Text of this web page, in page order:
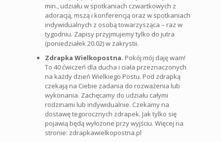
min., udziału w spotkaniach czwartkowych z
adoracją, mszą i konferencją oraz w spotkaniach
indywidualnych z osobą towarzysząca – raz w
tygodniu. Zapisy przyjmujemy tylko do jutra
(poniedziałek 20.02) w zakrystii.
Zdrapka Wielkopostna. Pokój mój daję wam!
To 40 ćwiczeń dla ducha i ciała przeznaczonych
na każdy dzień Wielkiego Postu. Pod zdrapką
czekają na Ciebie zadania do rozważenia lub
wykonania. Zachęcamy do udziału całymi
rodzinami lub indywidualnie. Czekamy na
dostawę tegorocznych zdrapek. Jak tylko się
pojawią będą wyłożone przy wyjściu. Więcej na
stronie: zdrapkawielkopostna.pl